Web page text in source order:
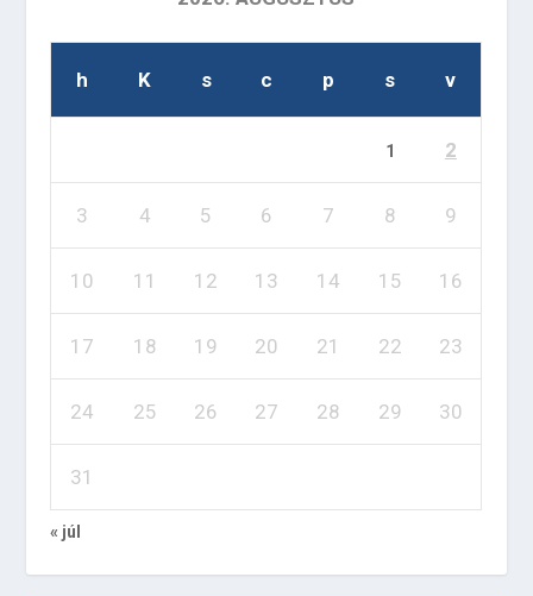
h K s c p s v
1 2
3 4 5 6 7 8 9
10 11 12 13 14 15 16
17 18 19 20 21 22 23
24 25 26 27 28 29 30
31
« júl